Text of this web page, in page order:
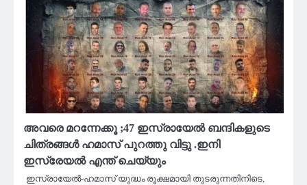
അവരെ മറന്നേക്കൂ ;47 ഇസ്രായേൽ ബന്ദികളുടെ
ചിത്രങ്ങൾ ഹമാസ് പുറത്തു വിട്ടു .ഇനി
ഇസ്രേയൽ എന്ത് ചെയ്യും
ഇസ്രായേൽ-ഹമാസ് യുദ്ധം രൂക്ഷമായി തുടരുന്നതിനിടെ,